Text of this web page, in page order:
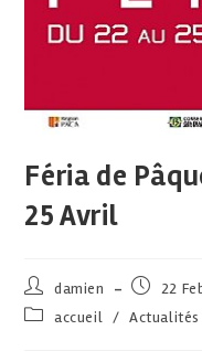
Féria de
25 Avril
damien
22
accueil / Actualités